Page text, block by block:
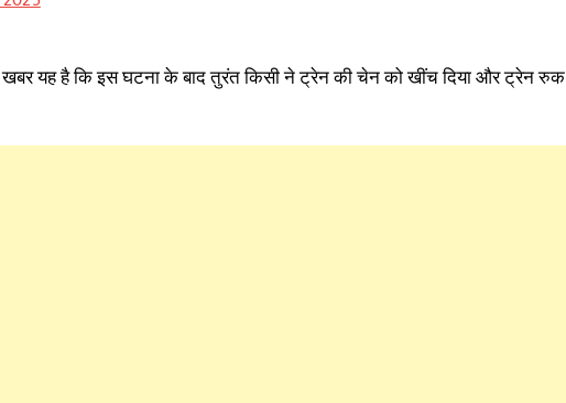
खबर यह है कि इस घटना के बाद तुरंत किसी ने ट्रेन की चेन को खींच दिया और ट्रेन रुक